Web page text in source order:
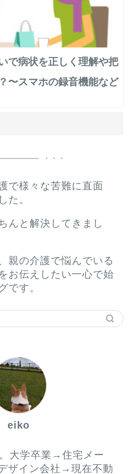
で病状を正しく理解や把
〜スマホの録音機能など
で様々な苦難に直面
た。
んと解決してきまし
親の介護で悩んでいる
お伝えしたい一心で始
です。
eiko
大学卒業→住宅メー
ザイン会社→現在不動
プロフィール